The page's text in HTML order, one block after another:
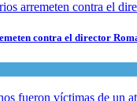
contra el director